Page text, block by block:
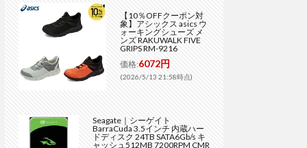
【10％OFFクーポン対
象】アシックス asics ウ
ォーキングシューズ メ
ンズ RAKUWALK FIVE
GRIPS RM-9216
価格:6072円
(2026/5/13 21:58時点)
Seagate｜シーゲイト
BarraCuda 3.5インチ 内蔵ハー
ドディスク 24TB SATA6Gb/s キ
ャッシュ512MB 7200RPM CMR